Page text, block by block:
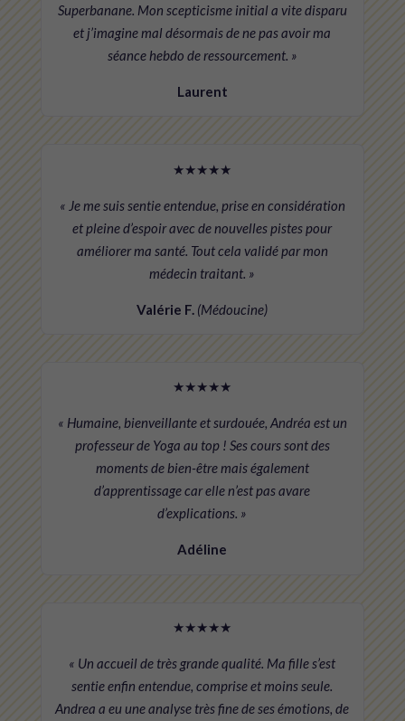
Superbanane. Mon scepticisme initial a vite disparu
et j’imagine mal désormais de ne pas avoir ma
séance hebdo de ressourcement. »
Laurent
★★★★★
« Je me suis sentie entendue, prise en considération
et pleine d’espoir avec de nouvelles pistes pour
améliorer ma santé. Tout cela validé par mon
médecin traitant. »
Valérie F. (Médoucine)
★★★★★
« Humaine, bienveillante et surdouée, Andréa est un
professeur de Yoga au top ! Ses cours sont des
moments de bien-être mais également
d’apprentissage car elle n’est pas avare
d’explications. »
Adéline
★★★★★
« Un accueil de très grande qualité. Ma fille s’est
sentie enfin entendue, comprise et moins seule.
Andrea a eu une analyse très fine de ses émotions, de